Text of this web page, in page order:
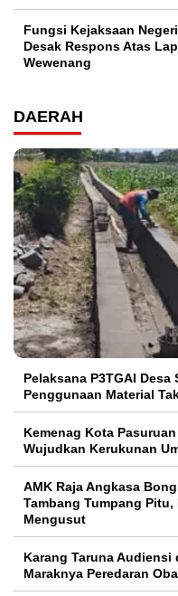
Fungsi Kejaksaan
Desak Respons Atas
Wewenang
DAERAH
Pelaksana P3TGAI
Penggunaan Material
Kemenag Kota
Wujudkan Kerukunan
AMK Raja Angkasa
Tambang Tumpang
Mengusut
Karang Taruna
Maraknya Peredaran